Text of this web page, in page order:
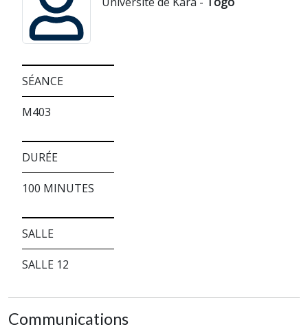
SÉANCE
M403
DURÉE
100 MINUTES
SALLE
SALLE 12
Communications